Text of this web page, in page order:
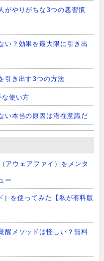
がやりがちな3つの悪習慣
い？効果を最大限に引き出
引き出す3つの方法
使い方
い本当の原因は潜在意識だ
アウェアファイ）をメンタ
ー
を使ってみた【私が有料版
醒メソッドは怪しい？無料